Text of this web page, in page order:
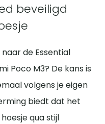
beveiligd
de Essential
Poco M3? De kans is
volgens je eigen
biedt dat het
qua stijl